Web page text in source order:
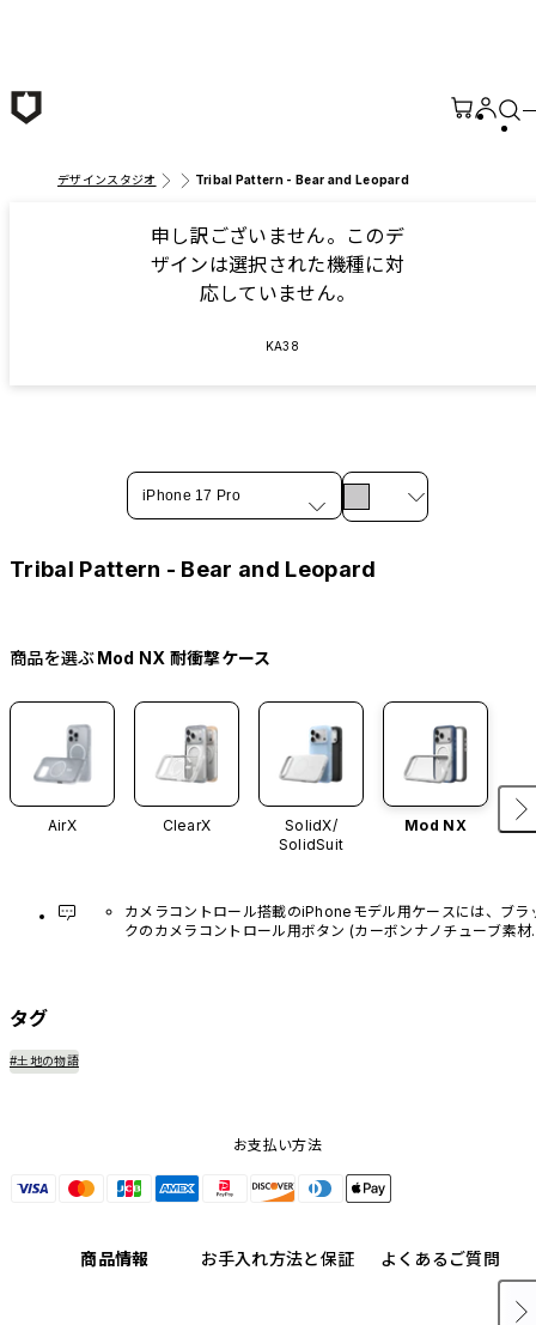
デザインスタジオ Tribal Pattern - Bear and Leopard
申し訳ございません。このデ
ザインは選択された機種に対
応していません。
KA38
iPhone 17 Pro
Tribal Pattern - Bear and Leopard
商品を選ぶMod NX 耐衝撃ケース
AirX ClearX
SolidX/
SolidSuit
Mod NX
カメラコントロール搭載のiPhoneモデル用ケースには、ブラ
クのカメラコントロール用ボタン (カーボンナノチューブ素材)
タグ
#土地の物語
お支払い方法
商品情報 お手入れ方法と保証 よくあるご質問